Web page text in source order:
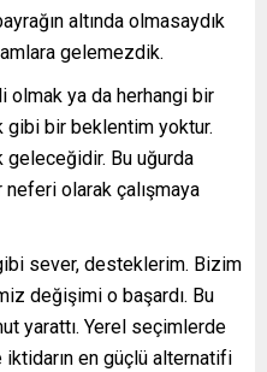
altında olmasaydık
gelemezdik.
olmak ya da herhangi bir
gibi bir beklentim yoktur.
geleceğidir. Bu uğurda
olarak çalışmaya
sever, desteklerim. Bizim
değişimi o başardı. Bu
yarattı. Yerel seçimlerde
iktidarın en güçlü alternatifi